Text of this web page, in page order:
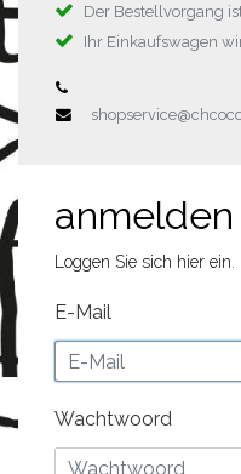
Der Bestellvorgang
Ihr Einkaufswagen
anmelden
Loggen Sie sich hier ein.
E-Mail
Wachtwoord